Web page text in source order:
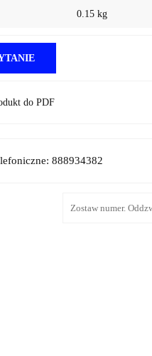
0.15 kg
do PDF
888934382